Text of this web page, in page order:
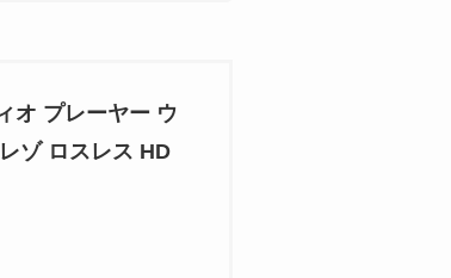
オ プレーヤー ウ
ゾ ロスレス HD